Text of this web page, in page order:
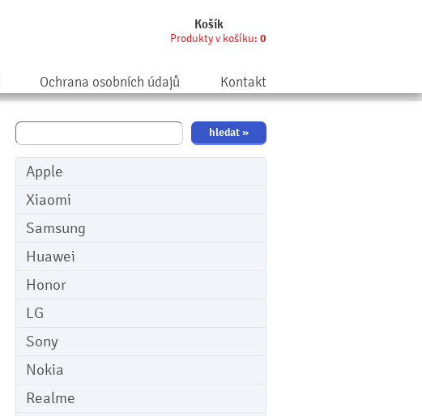
Košík
Produkty v košíku: 0
Ochrana osobních údajů Kontakt
Apple
Xiaomi
Samsung
Huawei
Honor
LG
Sony
Nokia
Realme